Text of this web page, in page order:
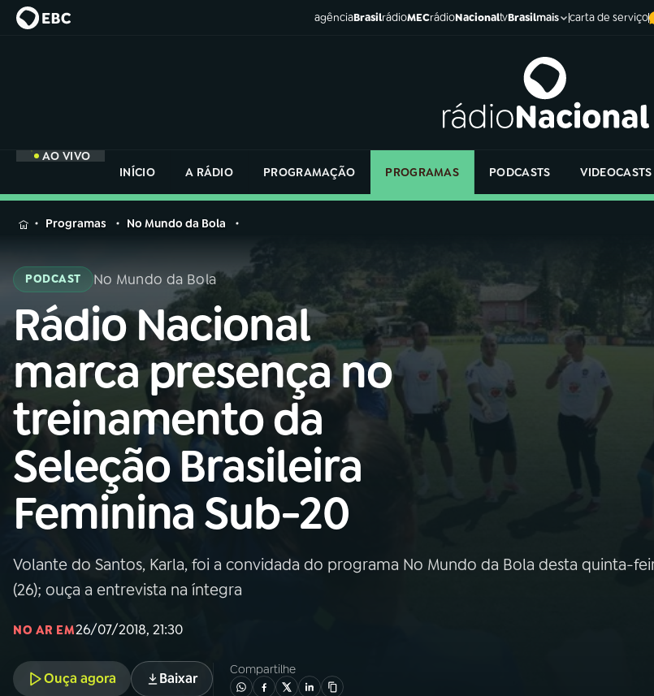
agênciaBrasilrádioMECrádioNacionaltvBrasilmais carta de serviço
AO VIVO
INÍCIO
A RÁDIO PROGRAMAÇÃO PROGRAMAS PODCASTS VIDEOCASTS
MENU
Buscar
na
Rádio
Nacional
Buscar
AO VIVO
01INÍCIO
02 A RÁDIO
03 PROGRAMAÇÃO
04PROGRAMAS
05 PODCASTS
06VIDEOCASTS
na
Rádio
Nacional
Programas No Mundo da Bola
PODCAST No Mundo da Bola
Rádio Nacional
marca presença no
treinamento da
Seleção Brasileira
Feminina Sub-20
Volante do Santos, Karla, foi a convidada do programa No Mundo da Bola desta quinta-
(26); ouça a entrevista na íntegra
NO AR EM26/07/2018, 21:30
Ouça agora Baixar
Compartilhe